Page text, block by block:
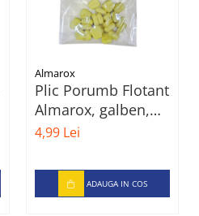
Almarox
Plic Porumb Flotant
Almarox, galben,
set 15-25 buc
4,99 Lei
ADAUGA IN COS